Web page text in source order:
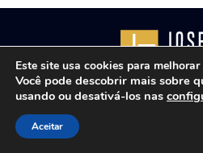
Copyright © 2021 - Josenir
direitos reservados. Site
Este site usa cookies para
Você pode descobrir mais sobre
usando ou desativá-los nas
Aceitar